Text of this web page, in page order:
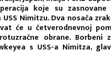
koje su
Nimitzu. Dva nosača
će u četverodnevnoj
obrane. Borbeni
s USS-a Nimitza,